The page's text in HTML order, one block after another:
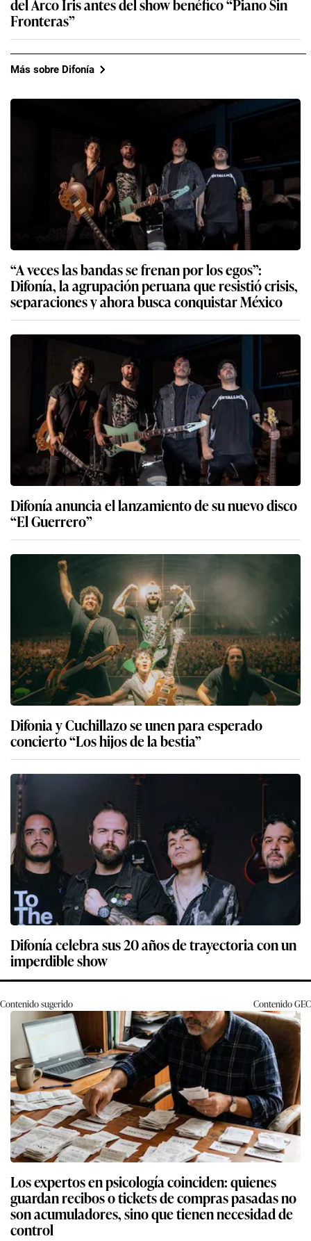
del Arco Iris antes del show benéfico “Piano Sin
Fronteras”
Más sobre Difonía
“A veces las bandas se frenan por los egos”:
Difonía, la agrupación peruana que resistió crisis,
separaciones y ahora busca conquistar México
Difonía anuncia el lanzamiento de su nuevo disco
“El Guerrero”
Difonia y Cuchillazo se unen para esperado
concierto “Los hijos de la bestia”
Difonía celebra sus 20 años de trayectoria con un
imperdible show
Contenido sugerido ContenidoGEC
Los expertos en psicología coinciden: quienes
guardan recibos o tickets de compras pasadas no
son acumuladores, sino que tienen necesidad de
control